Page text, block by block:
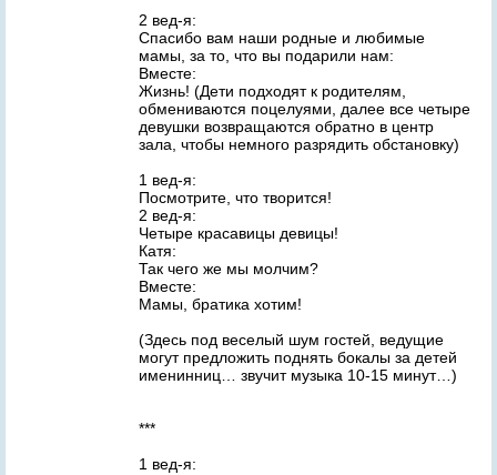
2 вед-я:
Спасибо вам наши родные и любимые
мамы, за то, что вы подарили нам:
Вместе:
Жизнь! (Дети подходят к родителям,
обмениваются поцелуями, далее все четыре
девушки возвращаются обратно в центр
зала, чтобы немного разрядить обстановку)
1 вед-я:
Посмотрите, что творится!
2 вед-я:
Четыре красавицы девицы!
Катя:
Так чего же мы молчим?
Вместе:
Мамы, братика хотим!
(Здесь под веселый шум гостей, ведущие
могут предложить поднять бокалы за детей
именинниц… звучит музыка 10-15 минут…)
***
1 вед-я: